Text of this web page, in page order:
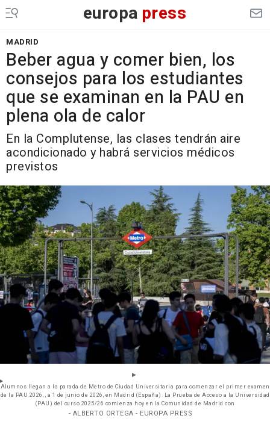
europa press
MADRID
Beber agua y comer bien, los
consejos para los estudiantes
que se examinan en la PAU en
plena ola de calor
En la Complutense, las clases tendrán aire
acondicionado y habrá servicios médicos
previstos
Alumnos llegan a la parada de Metro de Ciudad Universitaria para comenzar el primer examen
de la PAU 2026, , a 1 de junio de 2026, en Madrid (España). La Prueba de Acceso a la Universidad
(PAU) del curso 2025/26 comienza hoy en la Comunidad de Madrid con
- ALBERTO ORTEGA - EUROPA PRESS